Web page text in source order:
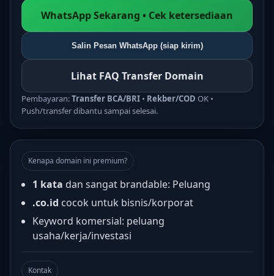
WhatsApp Sekarang • Cek ketersediaan
Salin Pesan WhatsApp (siap kirim)
Lihat FAQ Transfer Domain
Pembayaran:Transfer BCA/BRI • Rekber/COD OK •
Push/transfer dibantu sampai selesai.
Kenapa domain ini premium?
1 kata dan sangat brandable: Peluang
.co.id cocok untuk bisnis/korporat
Keyword komersial: peluang
usaha/kerja/investasi
Kontak